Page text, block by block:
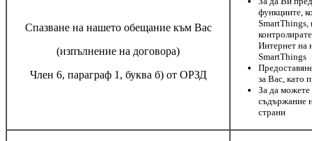
Спазване на нашето обещание към Вас
(изпълнение на договора)
Член 6, параграф 1, буква б) от ОРЗД
функциите,
SmartThings,
Интернет на
SmartThings
за Вас, като
За да можете
съдържание
страни